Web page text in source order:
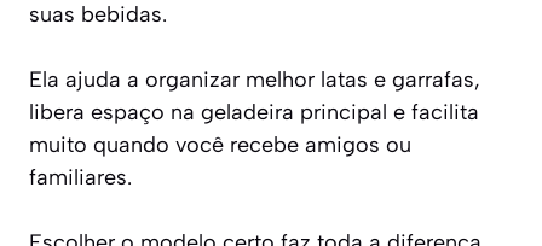
suas bebidas.
Ela ajuda a organizar melhor latas e garrafas,
libera espaço na geladeira principal e facilita
muito quando você recebe amigos ou
familiares.